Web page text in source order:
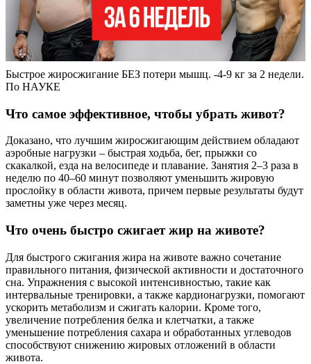
Быстрое жиросжигание БЕЗ потери мышц. -4-9 кг за 2 недели.
По НАУКЕ
Что самое эффективное, чтобы убрать живот?
Доказано, что лучшим жиросжигающим действием обладают
аэробные нагрузки – быстрая ходьба, бег, прыжки со
скакалкой, езда на велосипеде и плавание. Занятия 2–3 раза в
неделю по 40–60 минут позволяют уменьшить жировую
прослойку в области живота, причем первые результаты будут
заметны уже через месяц.
Что очень быстро сжигает жир на животе?
Для быстрого сжигания жира на животе важно сочетание
правильного питания, физической активности и достаточного
сна. Упражнения с высокой интенсивностью, такие как
интервальные тренировки, а также кардионагрузки, помогают
ускорить метаболизм и сжигать калории. Кроме того,
увеличение потребления белка и клетчатки, а также
уменьшение потребления сахара и обработанных углеводов
способствуют снижению жировых отложений в области
живота.